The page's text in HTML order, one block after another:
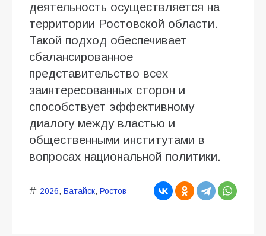
деятельность осуществляется на
территории Ростовской области.
Такой подход обеспечивает
сбалансированное
представительство всех
заинтересованных сторон и
способствует эффективному
диалогу между властью и
общественными институтами в
вопросах национальной политики.
2026, Батайск, Ростов